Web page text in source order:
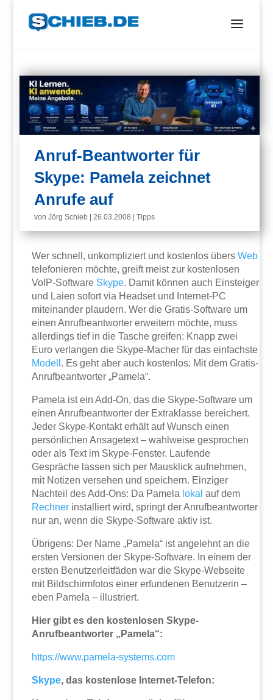
Anruf-Beantworter für
Skype: Pamela zeichnet
Anrufe auf
vonJörg Schieb |26.03.2008 |Tipps
Wer schnell, unkompliziert und kostenlos übersWeb
telefonieren möchte, greift meist zur kostenlosen
VoIP-Software Skype. Damit können auch Einsteiger
und Laien sofort via Headset und Internet-PC
miteinander plaudern. Wer die Gratis-Software um
einen Anrufbeantworter erweitern möchte, muss
allerdings tief in die Tasche greifen: Knapp zwei
Euro verlangen die Skype-Macher für das einfachste
Modell . Es geht aber auch kostenlos: Mit dem Gratis-
Anrufbeantworter „Pamela“.
Pamela ist ein Add-On, das die Skype-Software um
einen Anrufbeantworter der Extraklasse bereichert.
Jeder Skype-Kontakt erhält auf Wunsch einen
persönlichen Ansagetext – wahlweise gesprochen
oder als Text im Skype-Fenster. Laufende
Gespräche lassen sich per Mausklick aufnehmen,
mit Notizen versehen und speichern. Einziger
Nachteil des Add-Ons: Da Pamela lokal auf dem
Rechner installiert wird, springt der Anrufbeantworter
nur an, wenn die Skype-Software aktiv ist.
Übrigens: Der Name „Pamela“ ist angelehnt an die
ersten Versionen der Skype-Software. In einem der
ersten Benutzerleitfäden war die Skype-Webseite
mit Bildschirmfotos einer erfundenen Benutzerin –
eben Pamela – illustriert.
Hier gibt es den kostenlosen Skype-
Anrufbeantworter „Pamela“:
https://www.pamela-systems.com
Skype, das kostenlose Internet-Telefon: